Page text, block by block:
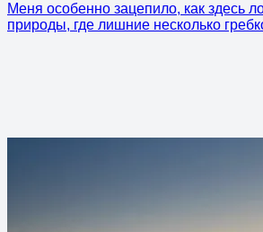
Меня особенно зацепило, как здесь
природы, где лишние несколько